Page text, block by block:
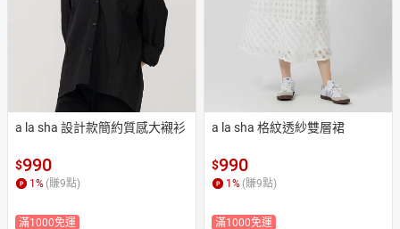
a la sha 設計款簡約質感大襯衫
$990
1% (賺9點)
滿1000免運
a la sha 格紋透紗雙層裙
$990
1% (賺9點)
滿1000免運